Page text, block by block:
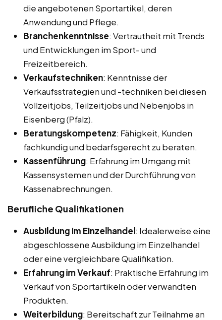
die angebotenen Sportartikel, deren
Anwendung und Pflege.
Branchenkenntnisse: Vertrautheit mit Trends
und Entwicklungen im Sport- und
Freizeitbereich.
Verkaufstechniken: Kenntnisse der
Verkaufsstrategien und -techniken bei diesen
Vollzeitjobs, Teilzeitjobs und Nebenjobs in
Eisenberg (Pfalz).
Beratungskompetenz: Fähigkeit, Kunden
fachkundig und bedarfsgerecht zu beraten.
Kassenführung: Erfahrung im Umgang mit
Kassensystemen und der Durchführung von
Kassenabrechnungen.
Berufliche Qualifikationen
Ausbildung im Einzelhandel: Idealerweise eine
abgeschlossene Ausbildung im Einzelhandel
oder eine vergleichbare Qualifikation.
Erfahrung im Verkauf: Praktische Erfahrung im
Verkauf von Sportartikeln oder verwandten
Produkten.
Weiterbildung: Bereitschaft zur Teilnahme an